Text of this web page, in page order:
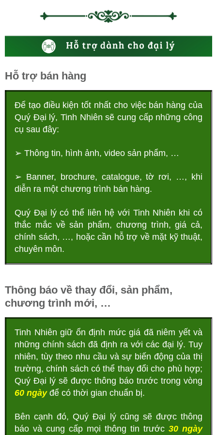
Hỗ trợ bán hàng
Để tạo điều kiện tốt nhất cho việc bán hàng của
Quý Đại lý, Tinh Nhiên sẽ cung cấp những công
cụ sau đây:
➢ Thông tin, hình ảnh, video sản phẩm, …
➢ Banner, brochure, catalogue, tờ rơi, …, khi
diễn ra một chương trình bán hàng.
Quý Đại lý có thể liên hệ với Tinh Nhiên khi có
thắc mắc về sản phẩm, chương trình, giá cả,
chính sách, …, hoặc cần hỗ trợ về mặt kỹ thuật,
chuyên môn.
Thông báo về thay đổi, sản phẩm,
chương trình mới, …
Tinh Nhiên giữ ổn định mức giá đã niêm yết và
những chính sách đã định ra với các đại lý. Tuy
nhiên, tùy theo nhu cầu và sự biến động của thị
trường, chính sách có thể thay đổi cho phù hợp;
Quý Đại lý sẽ được thông báo trước trong vòng
60 ngàyđể có thời gian chuẩn bị.
Bên cạnh đó, Quý Đại lý cũng sẽ được thông
báo và cung cấp mọi thông tin trước 30 ngày